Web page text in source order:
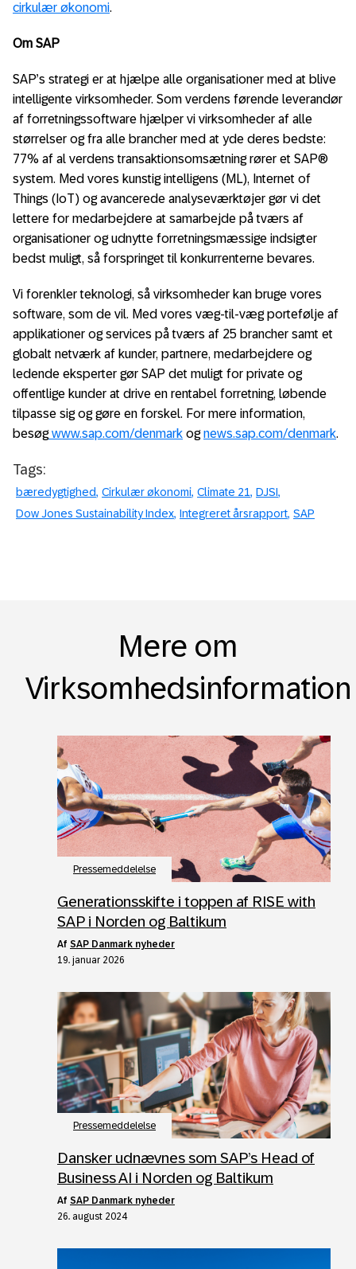
cirkulær økonomi.
Om SAP
SAP’s strategi er at hjælpe alle organisationer med at blive
intelligente virksomheder. Som verdens førende leverandør
af forretningssoftware hjælper vi virksomheder af alle
størrelser og fra alle brancher med at yde deres bedste:
77% af al verdens transaktionsomsætning rører et SAP®
system. Med vores kunstig intelligens (ML), Internet of
Things (IoT) og avancerede analyseværktøjer gør vi det
lettere for medarbejdere at samarbejde på tværs af
organisationer og udnytte forretningsmæssige indsigter
bedst muligt, så forspringet til konkurrenterne bevares.
Vi forenkler teknologi, så virksomheder kan bruge vores
software, som de vil. Med vores væg-til-væg portefølje af
applikationer og services på tværs af 25 brancher samt et
globalt netværk af kunder, partnere, medarbejdere og
ledende eksperter gør SAP det muligt for private og
offentlige kunder at drive en rentabel forretning, løbende
tilpasse sig og gøre en forskel. For mere information,
besøgwww.sap.com/denmark ognews.sap.com/denmark.
Tags:
bæredygtighed Cirkulær økonomi Climate 21 DJSI
Dow Jones Sustainability Index Integreret årsrapport SAP
Mere om
Virksomhedsinformation
Pressemeddelelse
Generationsskifte i toppen af RISE with
SAP i Norden og Baltikum
af SAP Danmark nyheder
19. januar 2026
Pressemeddelelse
Dansker udnævnes som SAP’s Head of
Business AI i Norden og Baltikum
af SAP Danmark nyheder
26. august 2024